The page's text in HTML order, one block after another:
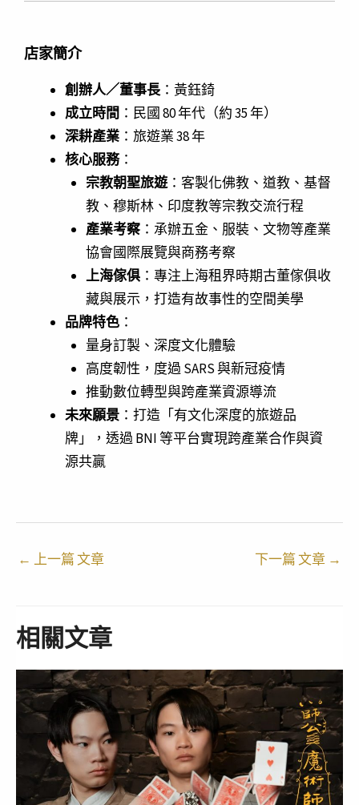
店家簡介
創辦人／董事長 ：黃鈺錡
成立時間 ：民國 80 年代（約 35 年）
深耕產業 ：旅遊業 38 年
核心服務：
宗教朝聖旅遊：客製化佛教、道教、基督
教、穆斯林、印度教等宗教交流行程
產業考察：承辦五金、服裝、文物等產業
協會國際展覽與商務考察
上海傢俱：專注上海租界時期古董傢俱收
藏與展示，打造有故事性的空間美學
品牌特色 ：
量身訂製、深度文化體驗
高度韌性，度過 SARS 與新冠疫情
推動數位轉型與跨產業資源導流
未來願景 ：打造「有文化深度的旅遊品
牌」，透過 BNI 等平台實現跨產業合作與資
源共贏
← 上一篇 文章 下一篇 文章 →
相關文章